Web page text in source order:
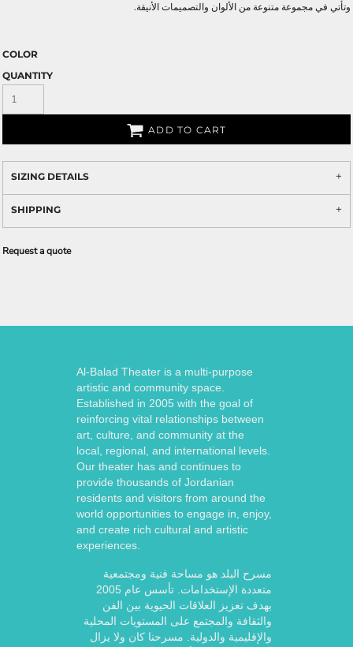
وتأتي في مجموعة متنوعة من الألوان والتصميمات الأنيقة.
COLOR
QUANTITY
ADD TO CART
SIZING DETAILS
SHIPPING
Request a quote
Al-Balad Theater is a multi-purpose
artistic and community space.
Established in 2005 with the goal of
reinforcing vital relationships between
art, culture, and community at the
local, regional, and international levels.
Our theater has and continues to
provide thousands of Jordanian
residents and visitors from around the
world opportunities to engage in, enjoy,
and create rich cultural and artistic
experiences.
مسرح البلد هو مساحة فنية ومجتمعية
متعددة الإستخدامات. تأسس عام 2005
بهدف تعزيز العلاقات الحيوية بين الفن
والثقافة والمجتمع على المستويات المحلية
والإقليمية والدولية. مسرحنا كان ولا يزال